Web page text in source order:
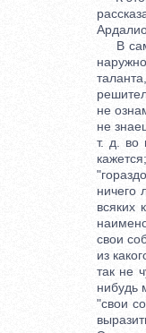
В
не
не
т. д. во
ничего
всяких
свои
из
так не
нибудь
"свои